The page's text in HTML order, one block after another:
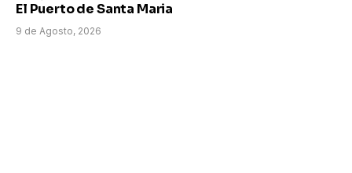
El Puerto de Santa Maria
9 de Agosto, 2026